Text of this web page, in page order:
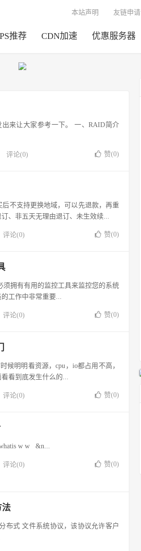
推荐 CDN加速 优惠服务器
本站声明 友链申请
来让大家参考一下。 一、RAID简介
评论(0) 赞(0)
不支持更换地域，可以先退款，再重
、非五天无理由退订、未生效续...
评论(0) 赞(0)
拥有有用的监控工具来监控您的系统
工作中非常重要...
评论(0) 赞(0)
候明明看资源，cpu，io都占用不高，
看到底发生什么的...
评论(0) 赞(0)
w w &n...
评论(0) 赞(0)
法
布式 文件系统协议，该协议允许客户